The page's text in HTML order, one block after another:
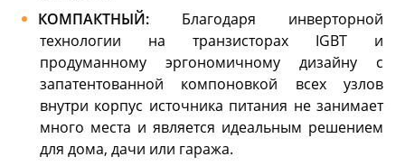
КОМПАКТНЫЙ: Благодаря инверторной
технологии на транзисторах IGBT и
продуманному эргономичному дизайну с
запатентованной компоновкой всех узлов
внутри корпус источника питания не занимает
много места и является идеальным решением
для дома, дачи или гаража.